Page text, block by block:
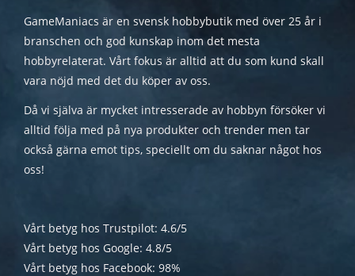
GameManiacs är en svensk hobbybutik med över 25 år i
branschen och god kunskap inom det mesta
hobbyrelaterat. Vårt fokus är alltid att du som kund skall
vara nöjd med det du köper av oss.
Då vi själva är mycket intresserade av hobbyn försöker vi
alltid följa med på nya produkter och trender men tar
också gärna emot tips, speciellt om du saknar något hos
oss!
Vårt betyg hos Trustpilot: 4.6/5
Vårt betyg hos Google: 4.8/5
Vårt betyg hos Facebook: 98%